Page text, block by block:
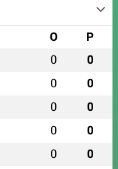
O P
0 0
0 0
0 0
0 0
0 0